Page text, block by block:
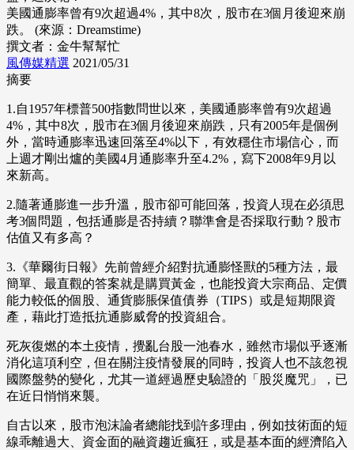
美國通膨率曾有9次超過4%，其中8次，股市在3個月後迎來崩
跌。 (來源：Dreamstime)
撰文者：金牛幫幫忙
風傳媒精選 2021/05/31
摘要
1.自1957年標普500指數問世以來，美國通膨率曾有9次超過
4%，其中8次，股市在3個月後迎來崩跌，只有2005年是個例
外，當時通膨率迅速回落至4%以下，有效穩住市場信心，而
上週才剛出爐的美國4月通膨率升至4.2%，寫下2008年9月以
來新高。
2.隨著通膨進一步升溫，股市卻可能回落，投資人現在必須思
考3個問題，包括通膨是否持續？聯準會是否採取行動？股市
估值又有多高？
3.《華爾街日報》先前曾經介紹對抗通膨怪獸的5種方法，最
簡單、最直觀的答案就是購買黃金，也能投資大宗商品、定價
能力較低的個股、通貨膨脹保值債券（TIPS）或是短期限資
產，藉此打造抵抗通膨威脅的投資組合。
死灰復燃的本土疫情，攪亂台股一池春水，雖然市場似乎逐漸
消化這項利空，但在關注疫情發展的同時，投資人也不該忽視
國際盤勢的變化，尤其一道經過歷史驗證的「股災魔咒」，已
在近日悄悄來襲。
自古以來，股市泡沫論者總能找到許多理由，例如技術面的短
線乖離過大、資金面的融資趨近瘋狂，或是基本面的經濟陷入